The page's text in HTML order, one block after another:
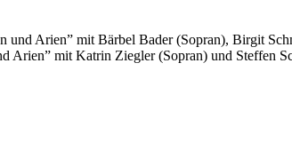
und Arien” mit Bärbel Bader (Sopran), Birgit
Arien” mit Katrin Ziegler (Sopran) und Steffen